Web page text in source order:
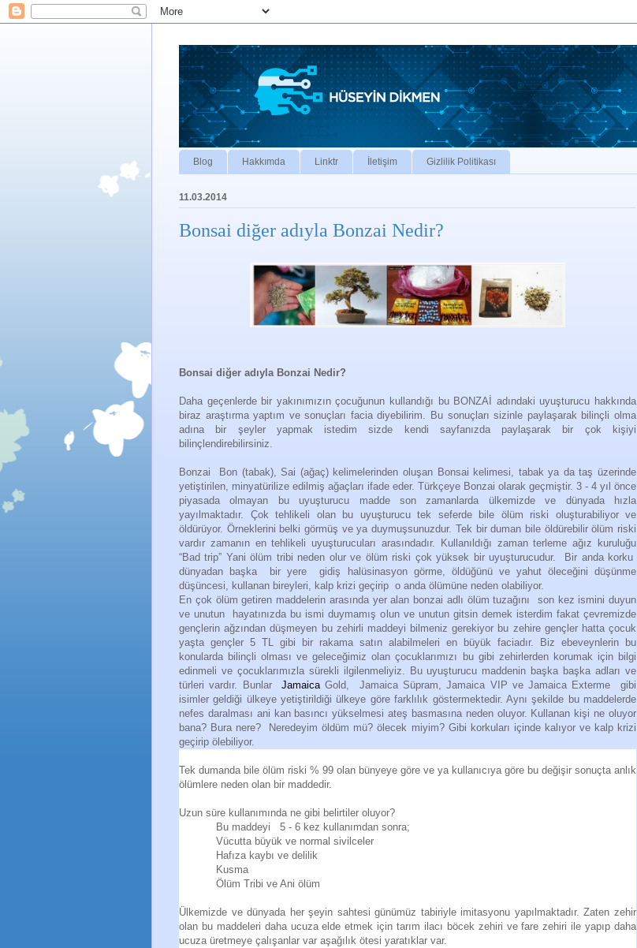
Blog Hakkımda Linktr İletişim Gizlilik Politikası
11.03.2014
Bonsai diğer adıyla Bonzai Nedir?
Bonsai diğer adıyla Bonzai Nedir?
Daha geçenlerde bir yakınımızın çocuğunun kullandığı bu BONZAİ adındaki uyuşturucu hakkında
biraz araştırma yaptım ve sonuçları facia diyebilirim. Bu sonuçları sizinle paylaşarak bilinçli olma
adına bir şeyler yapmak istedim sizde kendi sayfanızda paylaşarak bir çok kişiyi
bilinçlendirebilirsiniz.
Bonzai Bon (tabak), Sai (ağaç) kelimelerinden oluşan Bonsai kelimesi, tabak ya da taş üzerinde
yetiştirilen, minyatürilize edilmiş ağaçları ifade eder. Türkçeye Bonzai olarak geçmiştir. 3 - 4 yıl önce
piyasada olmayan bu uyuşturucu madde son zamanlarda ülkemizde ve dünyada hızla
yayılmaktadır. Çok tehlikeli olan bu uyuşturucu tek seferde bile ölüm riski oluşturabiliyor ve
öldürüyor. Örneklerini belki görmüş ve ya duymuşsunuzdur. Tek bir duman bile öldürebilir ölüm riski
vardır zamanın en tehlikeli uyuşturucuları arasındadır. Kullanıldığı zaman terleme ağız kuruluğu
“Bad trip” Yani ölüm tribi neden olur ve ölüm riski çok yüksek bir uyuşturucudur. Bir anda korku
dünyadan başka bir yere gidiş halüsinasyon görme, öldüğünü ve yahut öleceğini düşünme
düşüncesi, kullanan bireyleri, kalp krizi geçirip o anda ölümüne neden olabiliyor.
En çok ölüm getiren maddelerin arasında yer alan bonzai adlı ölüm tuzağını son kez ismini duyun
ve unutun hayatınızda bu ismi duymamış olun ve unutun gitsin demek isterdim fakat çevremizde
gençlerin ağzından düşmeyen bu zehirli maddeyi bilmeniz gerekiyor bu zehire gençler hatta çocuk
yaşta gençler 5 TL gibi bir rakama satın alabilmeleri en büyük faciadır. Biz ebeveynlerin bu
konularda bilinçli olması ve geleceğimiz olan çocuklarımızı bu gibi zehirlerden korumak için bilgi
edinmeli ve çocuklarımızla sürekli ilgilenmeliyiz. Bu uyuşturucu maddenin başka başka adları ve
türleri vardır. BunlarJamaicaGold, Jamaica Süpram, Jamaica VIP ve Jamaica Exterme gibi
isimler geldiği ülkeye yetiştirildiği ülkeye göre farklılık göstermektedir. Aynı şekilde bu maddelerde
nefes daralması ani kan basıncı yükselmesi ateş basmasına neden oluyor. Kullanan kişi ne oluyor
bana? Bura nere? Neredeyim öldüm mü? ölecek miyim? Gibi korkuları içinde kalıyor ve kalp krizi
geçirip ölebiliyor.
Tek dumanda bile ölüm riski % 99 olan bünyeye göre ve ya kullanıcıya göre bu değişir sonuçta anlık
ölümlere neden olan bir maddedir.
Uzun süre kullanımında ne gibi belirtiler oluyor?
Bu maddeyi 5 - 6 kez kullanımdan sonra;
Vücutta büyük ve normal sivilceler
Hafıza kaybı ve delilik
Kusma
Ölüm Tribi ve Ani ölüm
Ülkemizde ve dünyada her şeyin sahtesi günümüz tabiriyle imitasyonu yapılmaktadır. Zaten zehir
olan bu maddeleri daha ucuza elde etmek için tarım ilacı böcek zehiri ve fare zehiri ile yapıp daha
ucuza üretmeye çalışanlar var aşağılık ötesi yaratıklar var.